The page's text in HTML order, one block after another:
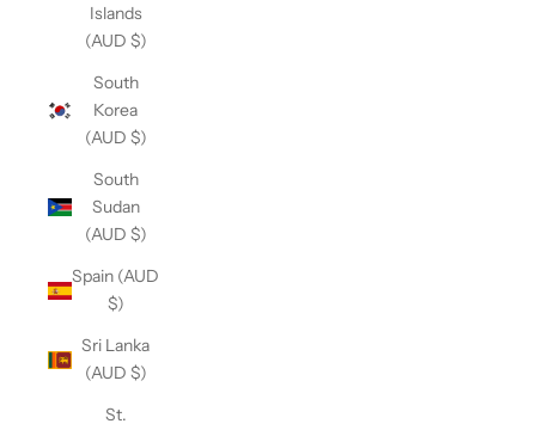
Islands
(AUD $)
South
Korea
(AUD $)
South
Sudan
(AUD $)
Spain (AUD
$)
Sri Lanka
(AUD $)
St.